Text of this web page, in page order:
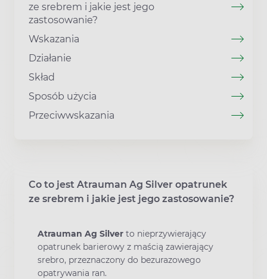
ze srebrem i jakie jest jego
zastosowanie?
Wskazania
Działanie
Skład
Sposób użycia
Przeciwwskazania
Co to jest Atrauman Ag Silver opatrunek
ze srebrem i jakie jest jego zastosowanie?
Atrauman Ag Silver to nieprzywierający
opatrunek barierowy z maścią zawierający
srebro, przeznaczony do bezurazowego
opatrywania ran.